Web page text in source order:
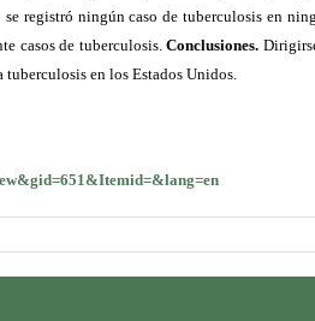
registró ningún caso de tuberculosis en
casos de tuberculosis.Conclusiones.
en los Estados Unidos.
lang=en